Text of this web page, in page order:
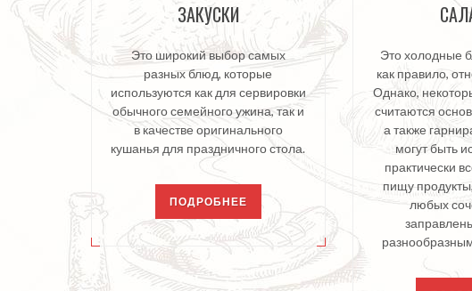
ЗАКУСКИ
Это широкий выбор самых
разных блюд, которые
используются как для сервировки
обычного семейного ужина, так и
в качестве оригинального
кушанья для праздничного стола.
ПОДРОБНЕЕ
Это холодные
как правило,
Однако,
считаются
а также
могут быть
практически
пищу
любых